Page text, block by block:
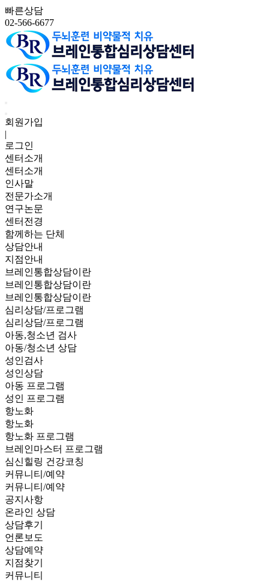
빠른상담
02-566-6677
회원가입
|
로그인
센터소개
센터소개
인사말
전문가소개
연구논문
센터전경
함께하는 단체
상담안내
지점안내
브레인통합상담이란
브레인통합상담이란
브레인통합상담이란
심리상담/프로그램
심리상담/프로그램
아동,청소년 검사
아동/청소년 상담
성인검사
성인상담
아동 프로그램
성인 프로그램
항노화
항노화
항노화 프로그램
브레인마스터 프로그램
심신힐링 건강코칭
커뮤니티/예약
커뮤니티/예약
공지사항
온라인 상담
상담후기
언론보도
상담예약
지점찾기
커뮤니티